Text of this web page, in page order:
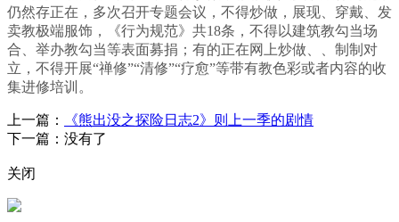
仍然存正在，多次召开专题会议，不得炒做，展现、穿戴、发
卖教极端服饰，《行为规范》共18条，不得以建筑教勾当场
合、举办教勾当等表面募捐；有的正在网上炒做、、制制对
立，不得开展“禅修”“清修”“疗愈”等带有教色彩或者内容的收
集进修培训。
上一篇：
《熊出没之探险日志2》则上一季的剧情
下一篇：没有了
关闭